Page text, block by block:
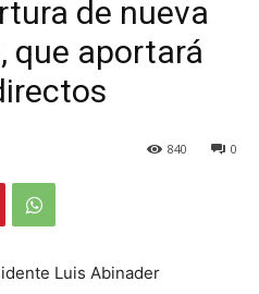
de nueva
que aportará
0
840
Luis Abinader